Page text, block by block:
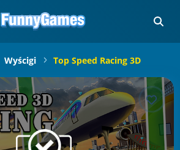
Wyścigi Top Speed Racing 3D